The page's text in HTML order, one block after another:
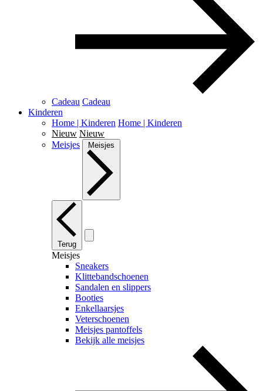
Cadeau Cadeau
Kinderen
Home | Kinderen Home | Kinderen
Nieuw Nieuw
Meisjes
Meisjes
Terug
Meisjes
Sneakers
Klittebandschoenen
Sandalen en slippers
Booties
Enkellaarsjes
Veterschoenen
Meisjes pantoffels
Bekijk alle meisjes